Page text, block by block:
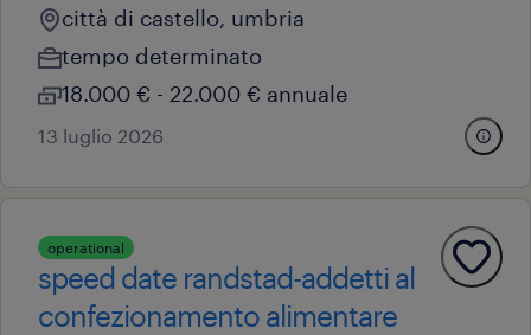
città di castello, umbria
tempo determinato
18.000 € - 22.000 € annuale
13 luglio 2026
operational
speed date randstad-addetti al
confezionamento alimentare